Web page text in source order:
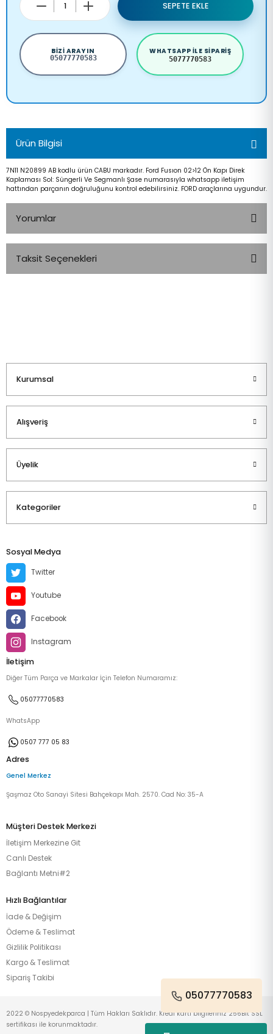
SEPETE EKLE
BIZI ARAYIN
05077770583
WHATSAPP ILE SIPARIŞ
5077770583
Ürün Bilgisi
7N11 N20899 AB kodlu ürün CABU markadır. Ford Fusıon 02>12 Ön Kapı Direk
Kaplaması Sol: Süngerli Ve Segmanlı Şase numarasıyla whatsapp iletişim
hattından parçanın doğruluğunu kontrol edebilirsiniz. FORD araçlarına uygundur.
Yorumlar
Taksit Seçenekleri
Kurumsal
Alışveriş
Üyelik
Kategoriler
Sosyal Medya
Twitter
Youtube
Facebook
Instagram
İletişim
Diğer Tüm Parça ve Markalar İçin Telefon Numaramız:
05077770583
WhatsApp
0507 777 05 83
Adres
Genel Merkez
Şaşmaz Oto Sanayi Sitesi Bahçekapı Mah. 2570. Cad No: 35-A
Müşteri Destek Merkezi
İletişim Merkezine Git
Canlı Destek
Bağlantı Metni#2
Hızlı Bağlantılar
İade & Değişim
Ödeme & Teslimat
Gizlilik Politikası
Kargo & Teslimat
Sipariş Takibi
05077770583
2022 © Nospyedekparca | Tüm Hakları Saklıdır. Kredi kartı bilgileriniz 256Bit SSL
sertifikası ile korunmaktadır.